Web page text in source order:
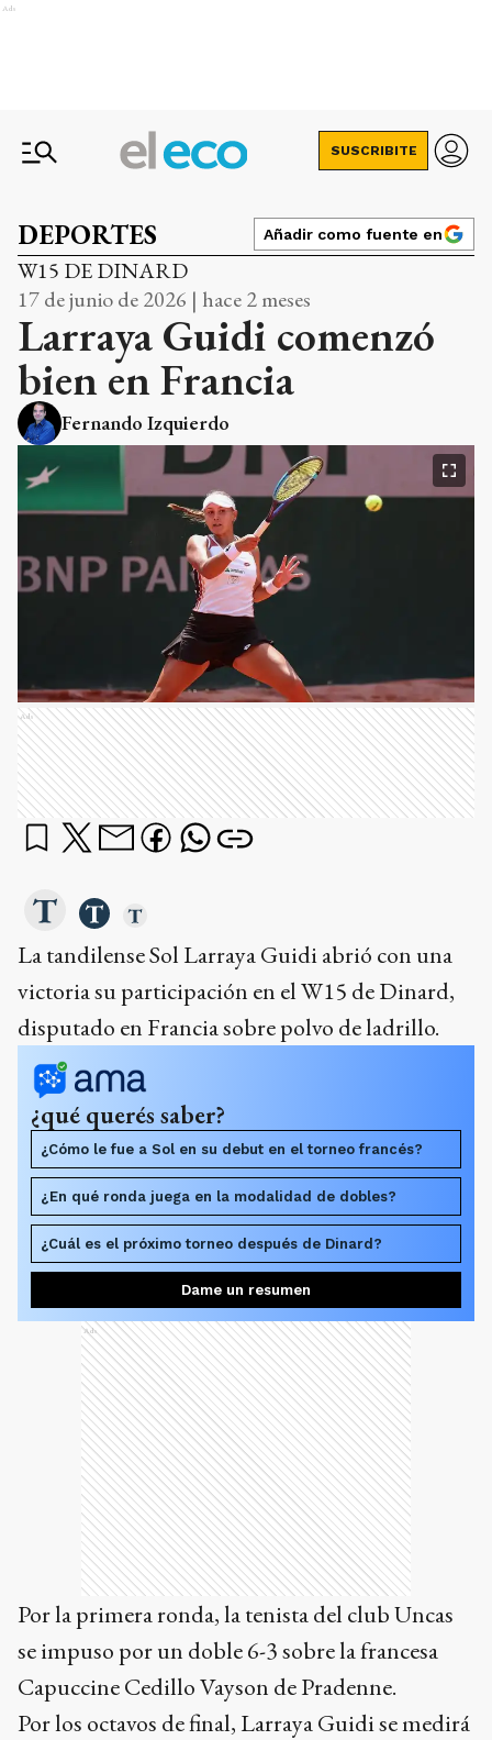
Ads
SUSCRIBITE
DEPORTES Añadir como fuente en
W15 DE DINARD
17 de junio de 2026 | hace 2 meses
Larraya Guidi comenzó
bien en Francia
Fernando Izquierdo
Ads
La tandilense Sol Larraya Guidi abrió con una
victoria su participación en el W15 de Dinard,
disputado en Francia sobre polvo de ladrillo.
¿qué querés saber?
¿Cómo le fue a Sol en su debut en el torneo francés?
¿En qué ronda juega en la modalidad de dobles?
¿Cuál es el próximo torneo después de Dinard?
Dame un resumen
Ads
Por la primera ronda, la tenista del club Uncas
se impuso por un doble 6-3 sobre la francesa
Capuccine Cedillo Vayson de Pradenne.
Por los octavos de final, Larraya Guidi se medirá